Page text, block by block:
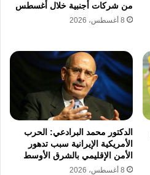
من شركات أجنبية خلال أغسطس
8 أغسطس، 2026
الدكتور محمد البرادعي: الحرب
الأمريكية الإيرانية سبب تدهور
الأمن الإقليمي بالشرق الأوسط
8 أغسطس، 2026